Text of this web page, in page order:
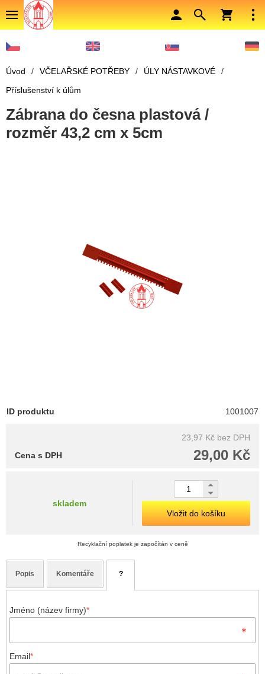
Úvod / VČELAŘSKÉ POTŘEBY / ÚLY NÁSTAVKOVÉ
/
Příslušenství k úlům
Zábrana do česna plastová /
rozměr 43,2 cm x 5cm
ID produktu 1001007
23,97 Kč bez DPH
29,00 Kč
Cena s DPH
skladem
Vložit do košíku
Recyklační poplatek je započítán v ceně
Popis Komentáře ?
Jméno (název firmy)*
Email*